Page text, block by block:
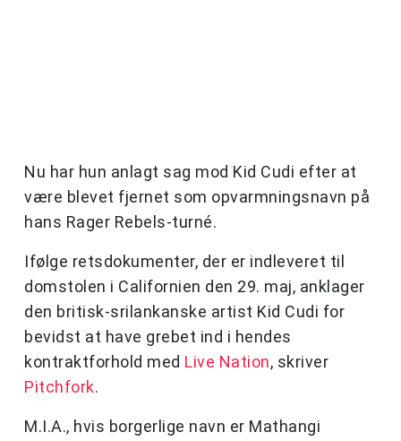
Nu har hun anlagt sag mod Kid Cudi efter at
være blevet fjernet som opvarmningsnavn på
hans Rager Rebels-turné.
Ifølge retsdokumenter, der er indleveret til
domstolen i Californien den 29. maj, anklager
den britisk-srilankanske artist Kid Cudi for
bevidst at have grebet ind i hendes
kontraktforhold med Live Nation, skriver
Pitchfork.
M.I.A., hvis borgerlige navn er Mathangi